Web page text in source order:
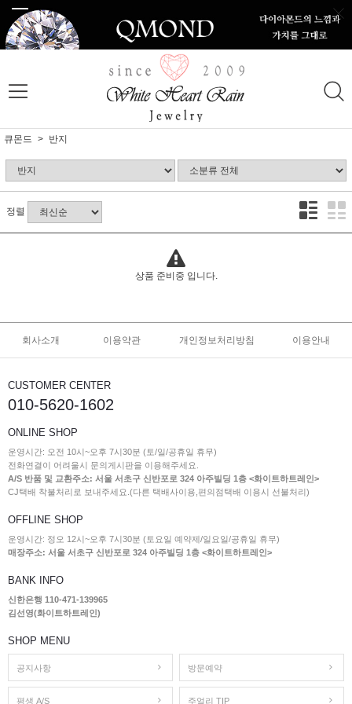
큐몬드 반지
정렬
상품 준비중 입니다.
회사소개 이용약관 개인정보처리방침 이용안내
CUSTOMER CENTER
010-5620-1602
ONLINE SHOP
운영시간: 오전 10시~오후 7시30분 (토/일/공휴일 휴무)
전화연결이 어려울시 문의게시판을 이용해주세요.
A/S 반품 및 교환주소: 서울 서초구 신반포로 324 아주빌딩 1층 <화이트하트레인>
CJ택배 착불처리로 보내주세요.(다른 택배사이용,편의점택배 이용시 선불처리)
OFFLINE SHOP
운영시간: 정오 12시~오후 7시30분 (토요일 예약제/일요일/공휴일 휴무)
매장주소: 서울 서초구 신반포로 324 아주빌딩 1층 <화이트하트레인>
BANK INFO
신한은행 110-471-139965
김선영(화이트하트레인)
SHOP MENU
공지사항 방문예약
평생 A/S 주얼리 TIP